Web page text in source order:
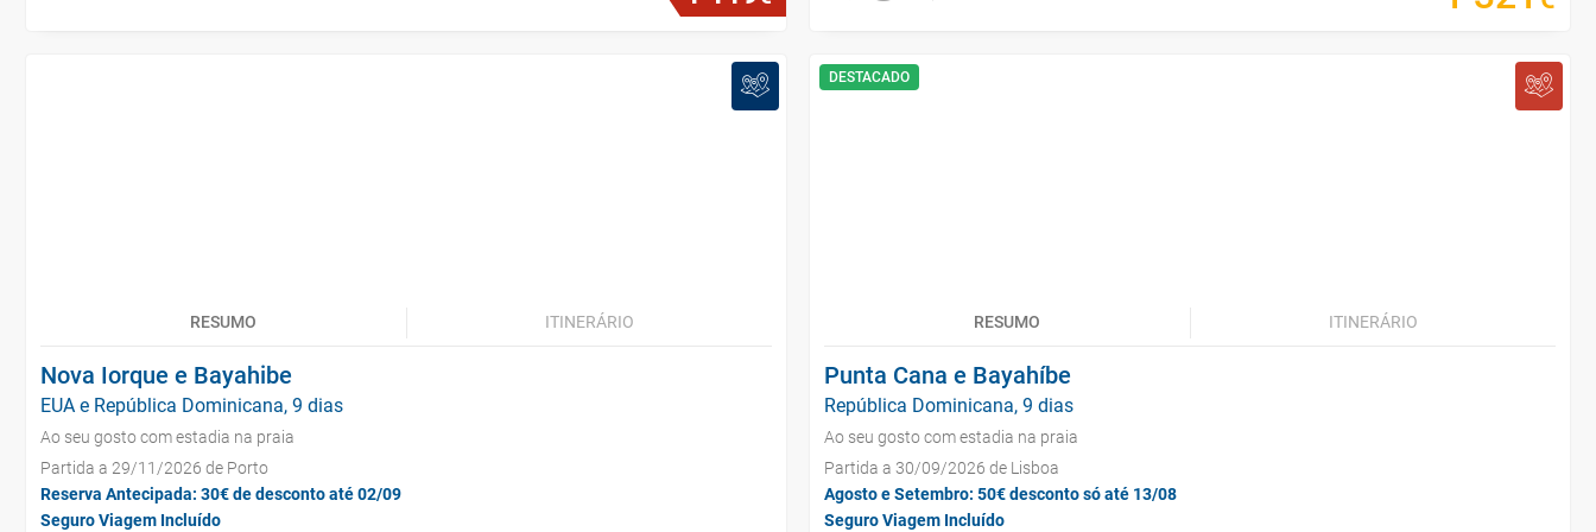
RESUMO ITINERÁRIO
Nova Iorque e Bayahibe
EUA e República Dominicana, 9 dias
Ao seu gosto com estadia na praia
Partida a 29/11/2026 de Porto
Reserva Antecipada: 30€ de desconto até 02/09
Seguro Viagem Incluído
DESTACADO
RESUMO ITINERÁRIO
Punta Cana e Bayahíbe
República Dominicana, 9 dias
Ao seu gosto com estadia na praia
Partida a 30/09/2026 de Lisboa
Agosto e Setembro: 50€ desconto só até 13/08
Seguro Viagem Incluído